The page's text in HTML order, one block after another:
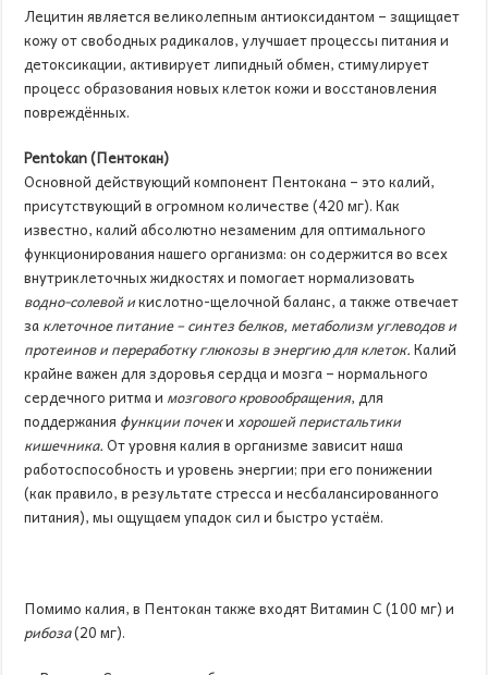
Лецитин является великолепным антиоксидантом – защищает
кожу от свободных радикалов, улучшает процессы питания и
детоксикации, активирует липидный обмен, стимулирует
процесс образования новых клеток кожи и восстановления
повреждённых.
Pentokan(Пентокан)
Основной действующий компонент Пентокана – это калий,
присутствующий в огромном количестве (420 мг). Как
известно, калий абсолютно незаменим для оптимального
функционирования нашего организма: он содержится во всех
внутриклеточных жидкостях и помогает нормализовать
водно-солевой икислотно-щелочной баланс, а также отвечает
заклеточное питание – синтез белков, метаболизм углеводов и
протеинов и переработку глюкозы в энергию для клеток.Калий
крайне важен для здоровья сердца и мозга – нормального
сердечного ритма и мозгового кровообращения, для
поддержания функции почекихорошей перистальтики
кишечника.От уровня калия в организме зависит наша
работоспособность и уровень энергии; при его понижении
(как правило, в результате стресса и несбалансированного
питания), мы ощущаем упадок сил и быстро устаём.
Помимо калия, в Пентокан также входят Витамин С (100 мг) и
рибоза(20 мг).